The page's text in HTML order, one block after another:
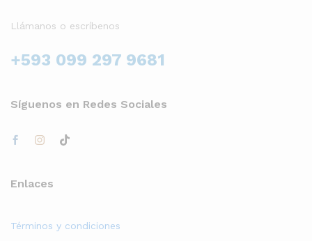
Llámanos o escríbenos
+593 099 297 9681
Síguenos en Redes Sociales
Enlaces
Términos y condiciones